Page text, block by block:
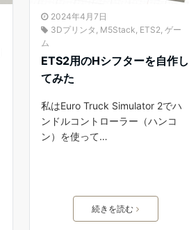
2024年4月7日
3Dプリンタ M5Stack ETS2 ,ゲー
ム
ETS2用のHシフターを自作し
てみた
私はEuro Truck Simulator 2でハ
ンドルコントローラー（ハンコ
ン）を使って…
続きを読む